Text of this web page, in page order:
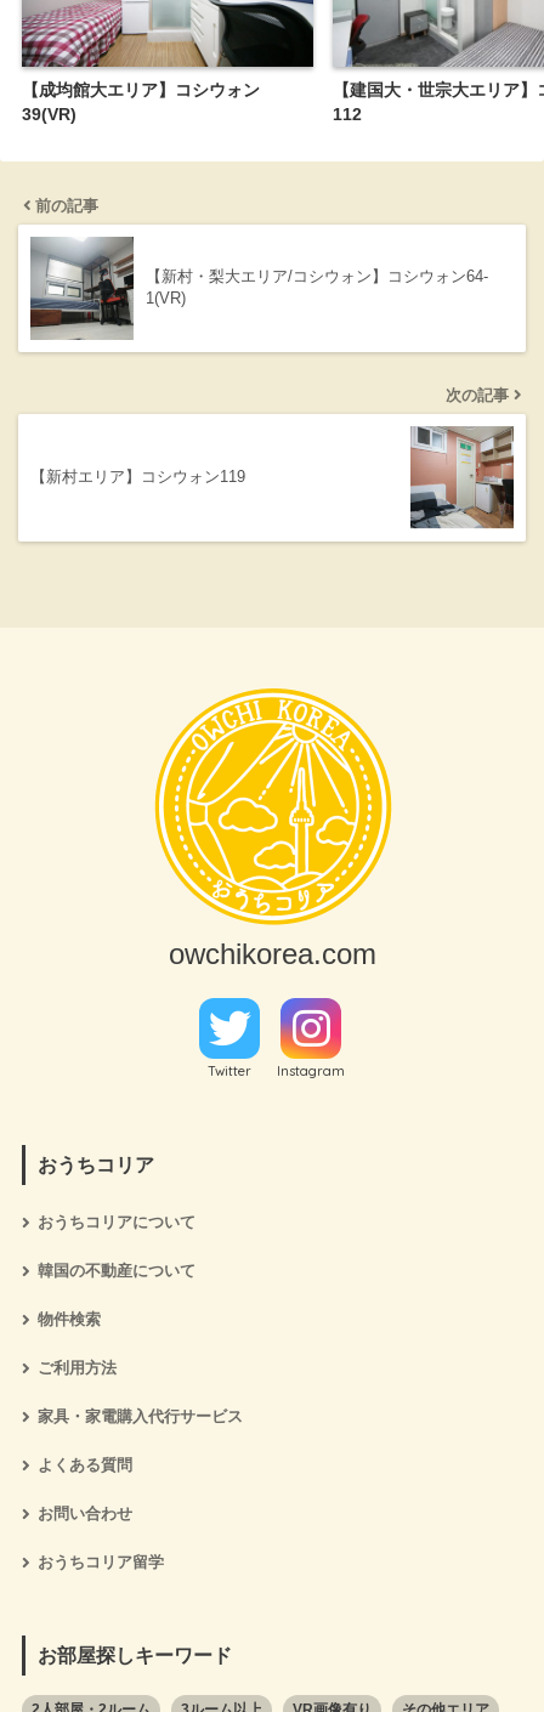
【成均館大エリア】コシウォン
39(VR)
【建国大・世宗大エリア】
112
前の記事
【新村・梨大エリア/コシウォン】コシウォン64-
1(VR)
次の記事
【新村エリア】コシウォン119
owchikorea.com
Twitter Instagram
おうちコリア
おうちコリアについて
韓国の不動産について
物件検索
ご利用方法
家具・家電購入代行サービス
よくある質問
お問い合わせ
おうちコリア留学
お部屋探しキーワード